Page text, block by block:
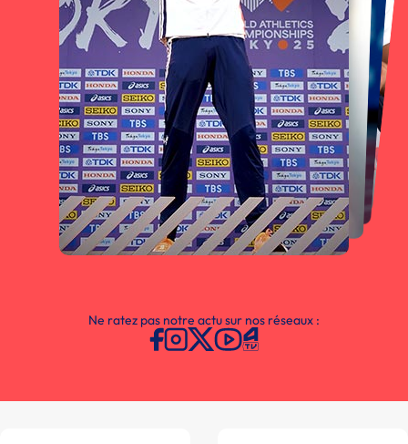
Ne ratez pas notre actu sur nos réseaux :